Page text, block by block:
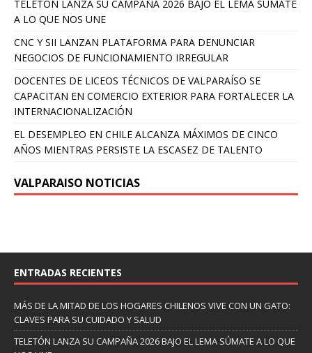
TELETÓN LANZA SU CAMPAÑA 2026 BAJO EL LEMA SÚMATE
A LO QUE NOS UNE
CNC Y SII LANZAN PLATAFORMA PARA DENUNCIAR
NEGOCIOS DE FUNCIONAMIENTO IRREGULAR
DOCENTES DE LICEOS TÉCNICOS DE VALPARAÍSO SE
CAPACITAN EN COMERCIO EXTERIOR PARA FORTALECER LA
INTERNACIONALIZACIÓN
EL DESEMPLEO EN CHILE ALCANZA MÁXIMOS DE CINCO
AÑOS MIENTRAS PERSISTE LA ESCASEZ DE TALENTO
VALPARAISO NOTICIAS
ENTRADAS RECIENTES
MÁS DE LA MITAD DE LOS HOGARES CHILENOS VIVE CON UN GATO:
CLAVES PARA SU CUIDADO Y SALUD
TELETÓN LANZA SU CAMPAÑA 2026 BAJO EL LEMA SÚMATE A LO QUE